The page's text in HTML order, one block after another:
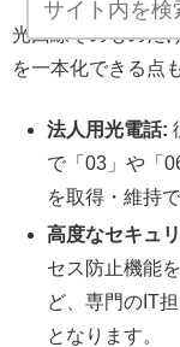
光回線そのものだ
を一本化できる点
法人用光電話:
で「03」や「
を取得・維持
高度なセキュ
セス防止機能
ど、専門のIT
となります。